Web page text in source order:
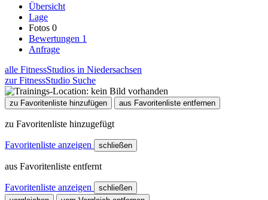
Übersicht
Lage
Fotos 0
Bewertungen 1
Anfrage
alle FitnessStudios in Niedersachsen
zur FitnessStudio Suche
zu Favoritenliste hinzufügen aus Favoritenliste entfernen
zu Favoritenliste hinzugefügt
Favoritenliste anzeigen schließen
aus Favoritenliste entfernt
Favoritenliste anzeigen
schließen